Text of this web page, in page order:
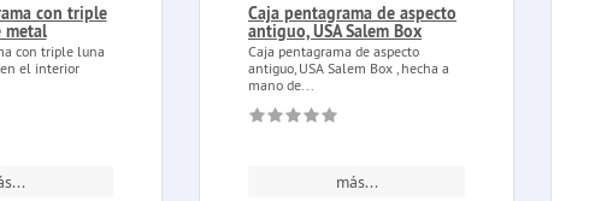
con triple
metal
con triple luna
el interior
Caja pentagrama de aspecto
antiguo, USA Salem Box
Caja pentagrama de aspecto
antiguo, USA Salem Box , hecha a
mano de...
más...